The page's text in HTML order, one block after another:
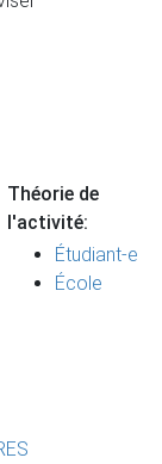
Théorie de
l'activité:
Étudiant-e
École